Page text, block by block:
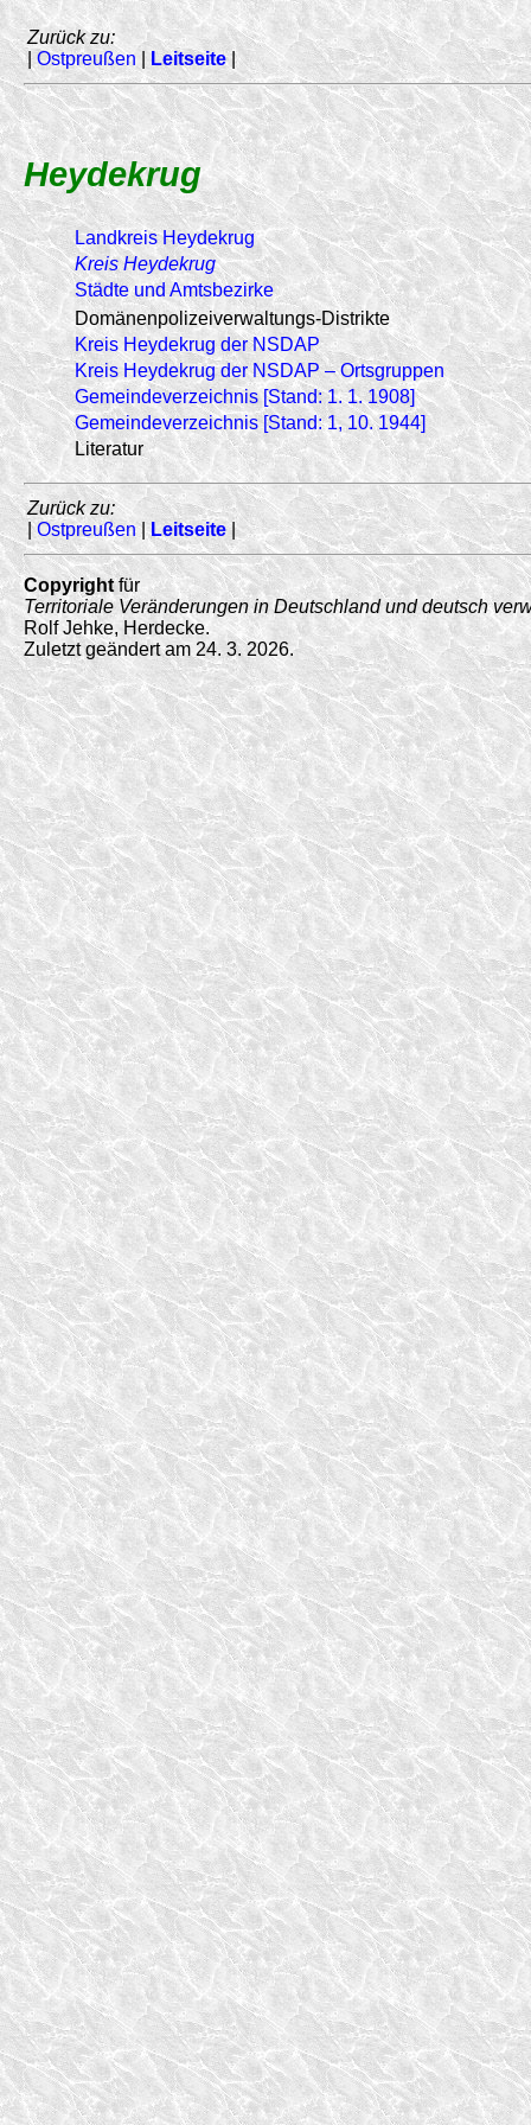
Zurück zu:
| Ostpreußen Leitseite|
Heydekrug
Landkreis Heydekrug
Kreis Heydekrug
Städte und Amtsbezirke
Domänenpolizeiverwaltungs-Distrikte
Kreis Heydekrug der NSDAP
Kreis Heydekrug der NSDAP – Ortsgruppen
Gemeindeverzeichnis [Stand: 1. 1. 1908]
Gemeindeverzeichnis [Stand: 1, 10. 1944]
Literatur
Zurück zu:
|Ostpreußen|Leitseite|
Copyrightfür
Territoriale Veränderungen in Deutschland und deutsch
Rolf Jehke, Herdecke.
Zuletzt geändert am 24. 3. 2026.